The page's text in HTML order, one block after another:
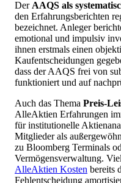
Der AAQS als
den Erfahrungsberichten
bezeichnet. Anleger
emotional und impulsiv
ihnen erstmals einen
Kaufentscheidungen
dass der AAQS frei von
funktioniert und auf
Auch das Thema Preis-
AlleAktien Erfahrungen
für institutionelle
Mitglieder als
zu Bloomberg Terminals
Vermögensverwaltung.
AlleAktien Kosten bereits
Fehlentscheidung